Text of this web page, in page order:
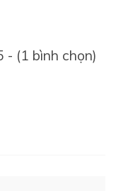
- (1 bình chọn)